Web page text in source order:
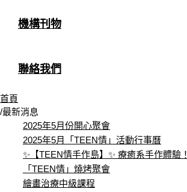
機構刊物
聯絡我們
首頁
/最新消息
2025年5月份開心聚會
2025年5月「TEEN情」活動行事曆
✨【TEEN情手作島】✨ 療癒系手作體驗！
「TEEN情」燒烤聚會
繪畫治療中級課程